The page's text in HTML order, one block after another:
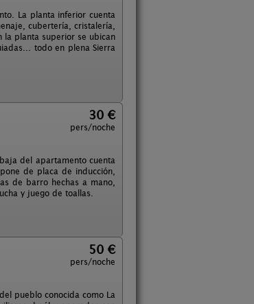
La planta inferior cuenta
cubertería, cristalería,
la planta superior se ubican
todo en plena Sierra
30 €
pers/noche
del apartamento cuenta
de placa de inducción,
de barro hechas a mano,
y juego de toallas.
50 €
pers/noche
pueblo conocida como La